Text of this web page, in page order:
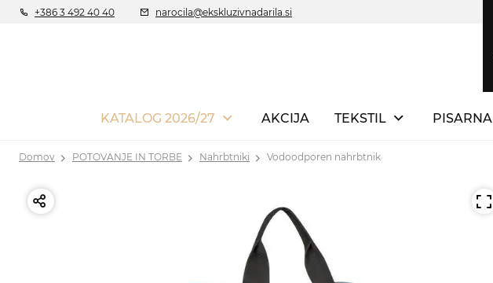
+386 3 492 40 40 narocila@ekskluzivnadarila.si
KATALOG 2026/27 AKCIJA TEKSTIL PISARNA
Domov POTOVANJE IN TORBE Nahrbtniki Vodoodporen nahrbtnik